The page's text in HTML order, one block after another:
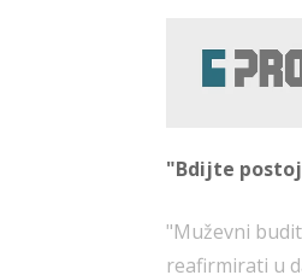
"Bdijte
"Muževni
reafirmirati u